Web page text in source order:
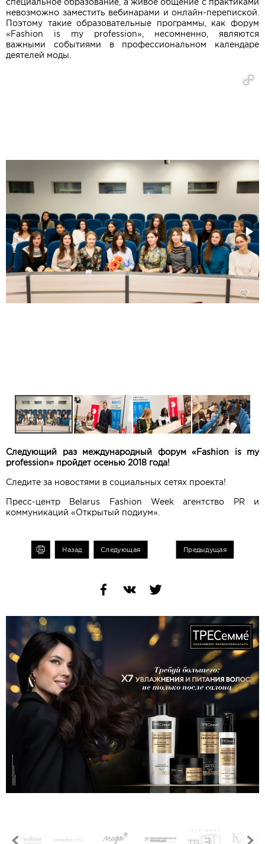
невозможно заместить вебинарами и онлайн-перепиской.
Поэтому такие образовательные программы, как форум
«Fashion is my profession», несомненно, являются
важными событиями в профессиональном календаре
деятелей моды.
Следующий раз международный форум «Fashion is my
profession» пройдет осенью 2018 года!
Следите за новостями в социальных сетях проекта!
Пресс-центр Belarus Fashion Week агентство PR и
коммуникаций «Открытый подиум».
Назад Следующая Предыдущая